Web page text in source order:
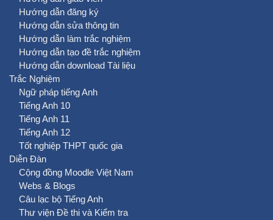
Hướng dẫn đăng ký
Hướng dẫn sửa thông tin
Hướng dẫn làm trắc nghiệm
Hướng dẫn tạo đề trắc nghiệm
Hướng dẫn download Tài liệu
Trắc Nghiệm
Ngữ pháp tiếng Anh
Tiếng Anh 10
Tiếng Anh 11
Tiếng Anh 12
Tốt nghiệp THPT quốc gia
Diễn Đàn
Cộng đồng Moodle Việt Nam
Webs & Blogs
Câu lạc bộ Tiếng Anh
Thư viện Đề thi và Kiểm tra